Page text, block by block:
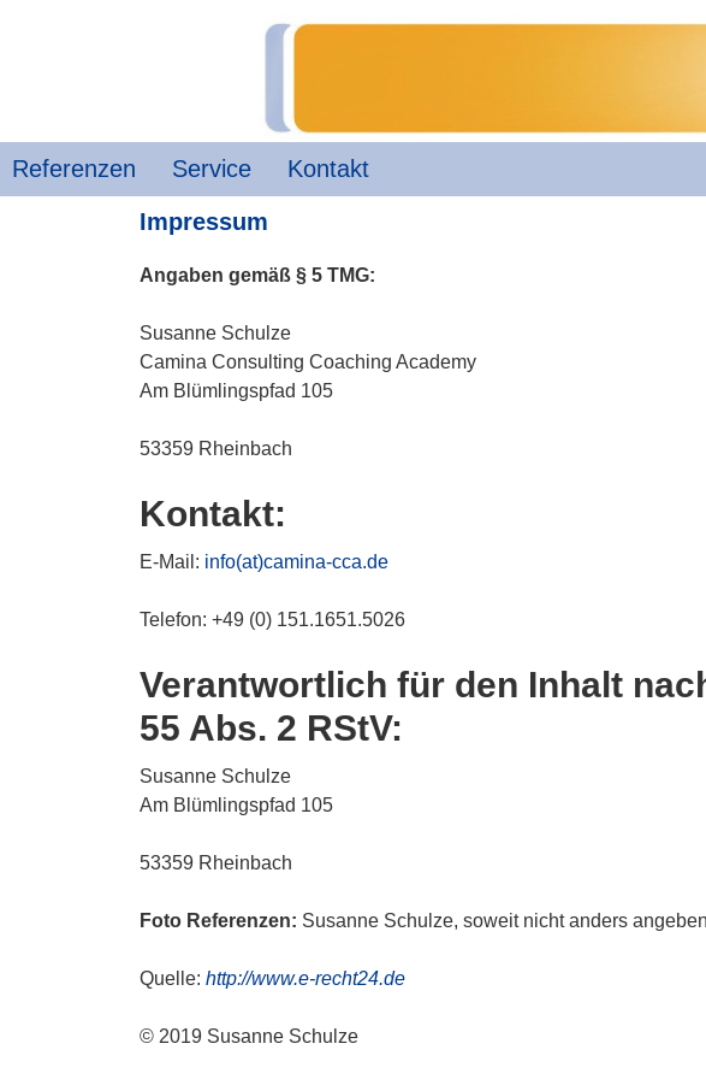
Referenzen Service
Kontakt
Impressum
Angaben gemäß § 5 TMG:
Susanne Schulze
Camina Consulting Coaching Academy
Am Blümlingspfad 105
53359 Rheinbach
Kontakt:
E-Mail: info(at)camina-cca.de
Telefon: +49 (0) 151.1651.5026
Verantwortlich für den Inhalt
55 Abs. 2 RStV:
Susanne Schulze
Am Blümlingspfad 105
53359 Rheinbach
Foto Referenzen: Susanne Schulze, soweit nicht anders angeben
Quelle:http://www.e-recht24.de
© 2019 Susanne Schulze